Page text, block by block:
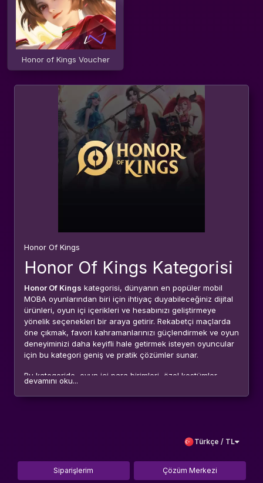
Honor of Kings Voucher
Honor Of Kings
Honor Of Kings Kategorisi
Honor Of Kings kategorisi, dünyanın en popüler mobil
MOBA oyunlarından biri için ihtiyaç duyabileceğiniz dijital
ürünleri, oyun içi içerikleri ve hesabınızı geliştirmeye
yönelik seçenekleri bir araya getirir. Rekabetçi maçlarda
öne çıkmak, favori kahramanlarınızı güçlendirmek ve oyun
deneyiminizi daha keyifli hale getirmek isteyen oyuncular
için bu kategori geniş ve pratik çözümler sunar.
Bu kategoride, oyun içi para birimleri, özel kostümler,
kahramanlar, etkinlik içerikleri, hesap geliştirme hizmetleri
ve oyuncuların ihtiyaçlarına göre değişen çeşitli dijital
destekleyen ürün ve hizmetlere kolayca ulaşmanızı sağlar.
Bu Kategoride Neler
devamını oku...
Türkçe / TL
Siparişlerim Çözüm Merkezi